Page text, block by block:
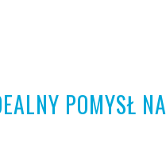
POMYSŁ NA